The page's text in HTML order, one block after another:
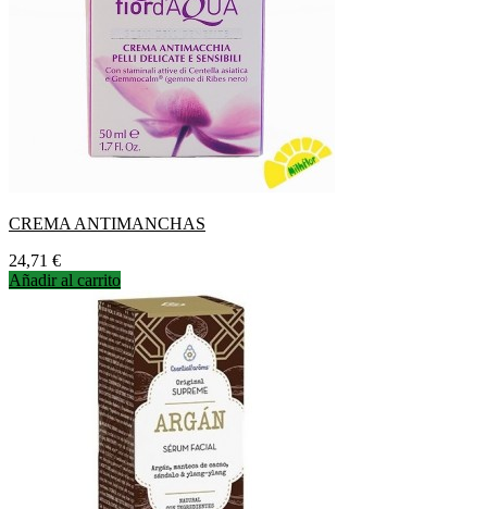
CREMA ANTIMANCHAS
Precio
24,71 €
Añadir al carrito